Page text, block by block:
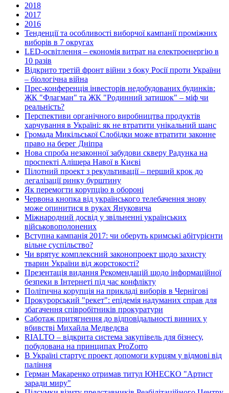
2018
2017
2016
Тенденції та особливості виборчої кампанії проміжних
виборів в 7 округах
LED-освітлення – економія витрат на електроенергію в
10 разів
Відкрито третій фронт війни з боку Росії проти України
– біологічна війна
Прес-конференція інвесторів недобудованих будинків:
ЖК "Флагман" та ЖК "Родинний затишок" – міф чи
реальність?
Перспективи органічного виробництва продуктів
харчування в Україні: як не втратити унікальний шанс
Громада Микільської Слобідки може втратити законне
право на берег Дніпра
Нова спроба незаконної забудови скверу Радунка на
проспекті Алішера Навої в Києві
Пілотний проект з рекультивації – перший крок до
легалізації ринку бурштину
Як перемогти корупцію в обороні
Червона кнопка від українського телебачення знову
може опинитися в руках Януковича
Міжнародний досвід у звільненні українських
військовополонених
Вступна кампанія 2017: чи оберуть кримські абітурієнти
вільне суспільство?
Чи врятує комплексний законопроект щодо захисту
тварин України від жорстокості?
Презентація видання Рекомендацій щодо інформаційної
безпеки в Інтернеті під час конфлікту
Політична корупція на прикладі виборів в Чернігові
Прокурорський "рекет": епідемія надуманих справ для
збагачення співробітників прокуратури
Саботаж притягнення до відповідальності винних у
вбивстві Михайла Медведєва
RIALTO – відкрита система закупівель для бізнесу,
побудована на принципах ProZorro
В Україні стартує проект допомоги курцям у відмові від
паління
Герман Макаренко отримав титул ЮНЕСКО "Артист
заради миру"